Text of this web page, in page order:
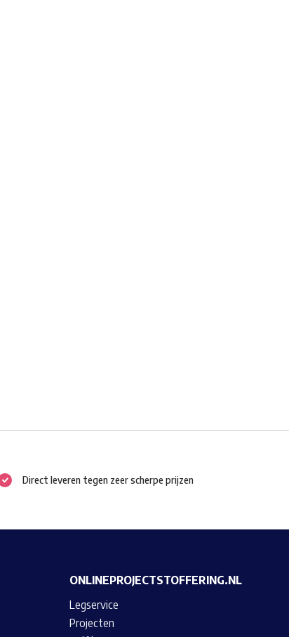
Direct leveren tegen zeer scherpe prijzen
ONLINEPROJECTSTOFFERING.NL
Legservice
Projecten